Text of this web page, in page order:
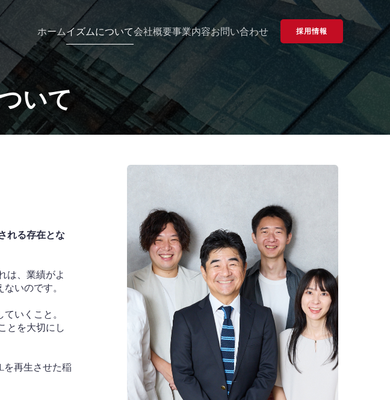
ホームイズムについて会社概要事業内容お問い合わせ 採用情報
いて
れる存在とな
は、業績がよ
いのです。
いくこと。
とを大切にし
を再生させた稲